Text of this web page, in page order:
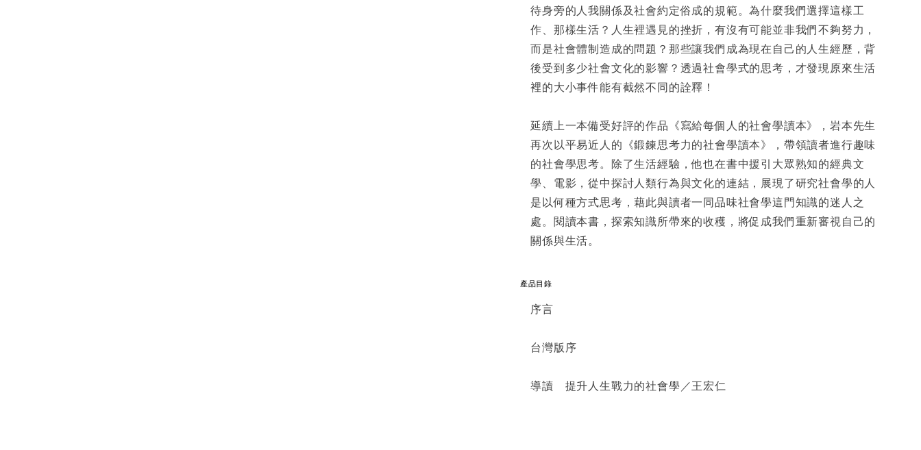
待身旁的人我關係及社會約定俗成的規範。為什麼我們選擇這樣工
作、那樣生活？人生裡遇見的挫折，有沒有可能並非我們不夠努力，
而是社會體制造成的問題？那些讓我們成為現在自己的人生經歷，背
後受到多少社會文化的影響？透過社會學式的思考，才發現原來生活
裡的大小事件能有截然不同的詮釋！
延續上一本備受好評的作品《寫給每個人的社會學讀本》，岩本先生
再次以平易近人的《鍛鍊思考力的社會學讀本》，帶領讀者進行趣味
的社會學思考。除了生活經驗，他也在書中援引大眾熟知的經典文
學、電影，從中探討人類行為與文化的連結，展現了研究社會學的人
是以何種方式思考，藉此與讀者一同品味社會學這門知識的迷人之
處。閱讀本書，探索知識所帶來的收穫，將促成我們重新審視自己的
關係與生活。
產品目錄
序言
台灣版序
導讀 提升人生戰力的社會學／王宏仁